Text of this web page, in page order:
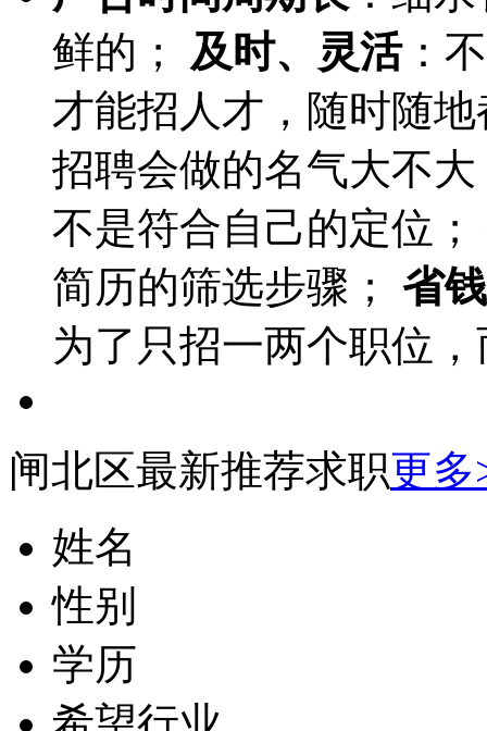
鲜的； 及时、灵活：
才能招人才，随时随
招聘会做的名气大不
不是符合自己的定位；
简历的筛选步骤； 省
为了只招一两个职位
闸北区最新推荐求职更多
姓名
性别
学历